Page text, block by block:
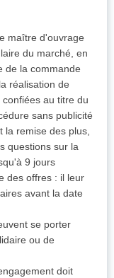
maître d'ouvrage
du marché, en
de la commande
réalisation de
au titre du
sans publicité
la remise des plus,
questions sur la
9 jours
des offres : il leur
avant la date
se porter
ou de
doit